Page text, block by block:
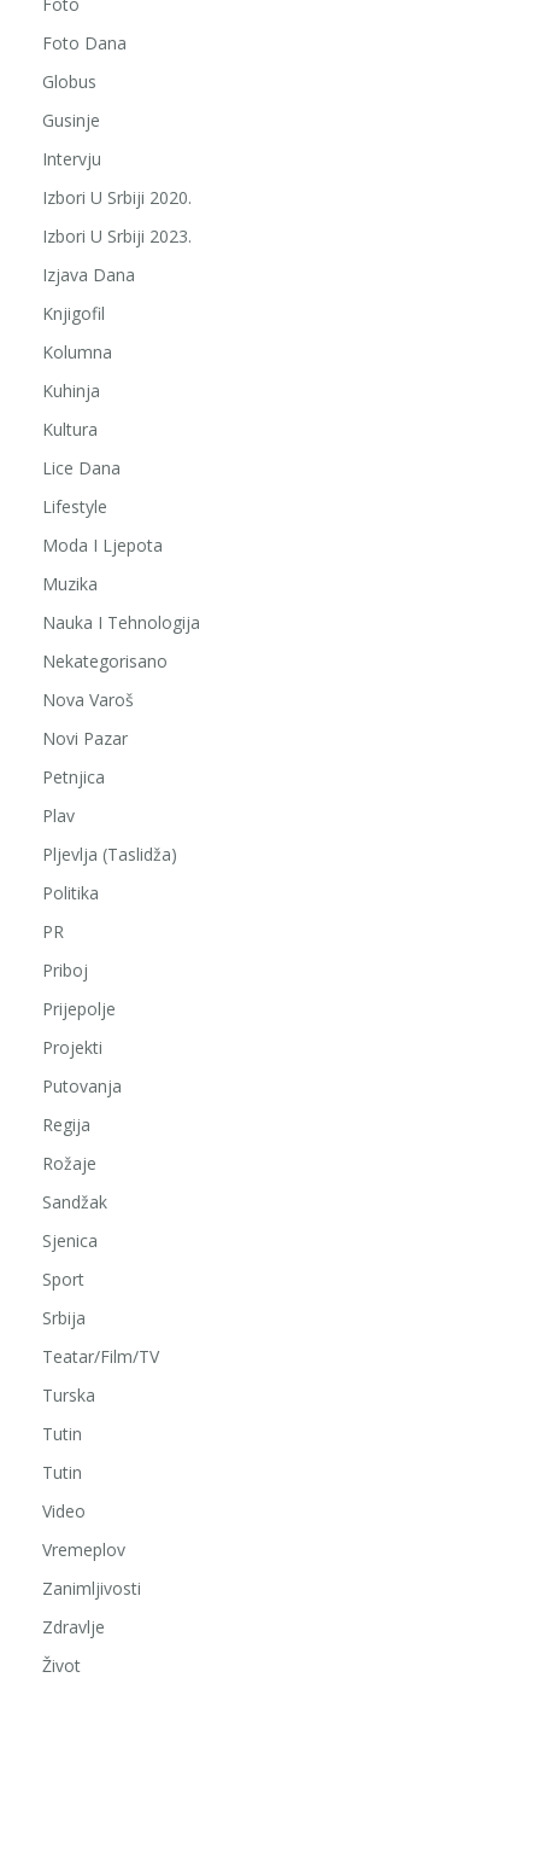
Foto Dana
Globus
Gusinje
Intervju
Izbori U Srbiji 2020.
Izbori U Srbiji 2023.
Izjava Dana
Knjigofil
Kolumna
Kuhinja
Kultura
Lice Dana
Lifestyle
Moda I Ljepota
Muzika
Nauka I Tehnologija
Nekategorisano
Nova Varoš
Novi Pazar
Petnjica
Plav
Pljevlja (Taslidža)
Politika
PR
Priboj
Prijepolje
Projekti
Putovanja
Regija
Rožaje
Sandžak
Sjenica
Sport
Srbija
Teatar/Film/TV
Turska
Tutin
Tutin
Video
Vremeplov
Zanimljivosti
Zdravlje
Život